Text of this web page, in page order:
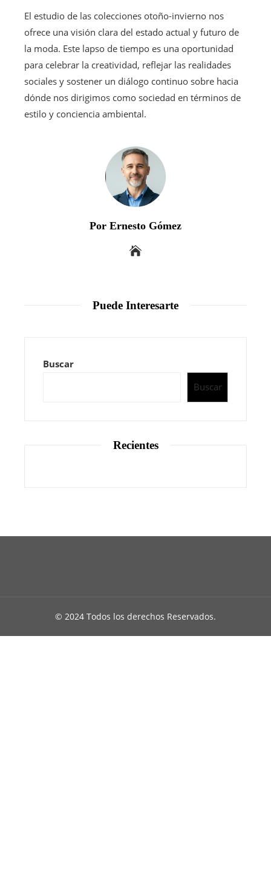
El estudio de las colecciones otoño-invierno nos
ofrece una visión clara del estado actual y futuro de
la moda. Este lapso de tiempo es una oportunidad
para celebrar la creatividad, reflejar las realidades
sociales y sostener un diálogo continuo sobre hacia
dónde nos dirigimos como sociedad en términos de
estilo y conciencia ambiental.
Por Ernesto Gómez
Puede Interesarte
Buscar
Buscar
Recientes
© 2024 Todos los derechos Reservados.